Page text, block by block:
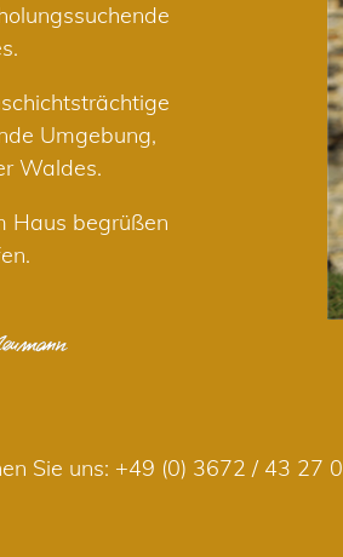
Umgebung,
Waldes.
Haus begrüßen
Sie uns: +49 (0) 3672 / 43 27 0